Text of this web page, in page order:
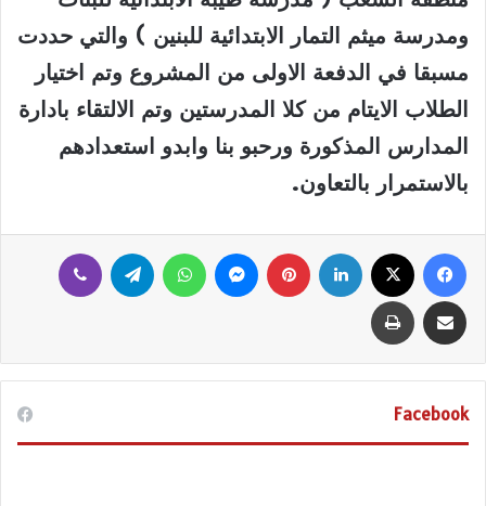
ومدرسة ميثم التمار الابتدائية للبنين ) والتي حددت
مسبقا في الدفعة الاولى من المشروع وتم اختيار
الطلاب الايتام من كلا المدرستين وتم الالتقاء بادارة
المدارس المذكورة ورحبو بنا وابدو استعدادهم
بالاستمرار بالتعاون.
فيسبوك لينكدإن بينتيريست ماسنجر واتساب تيلقرام
مشاركة عبر البريد طباعة
Facebook